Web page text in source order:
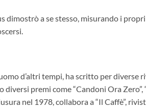
dimostrò a se stesso, misurando i
d’altri tempi, ha scritto per
diversi premi come “Candoni Ora
nel 1978, collabora a “Il Caffè”,